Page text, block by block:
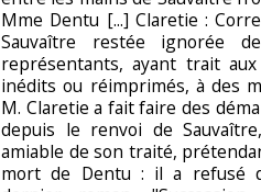
Mme Dentu [...] Claretie :
Sauvaître restée ignorée
représentants, ayant trait
inédits ou réimprimés, à des
M. Claretie a fait faire des
depuis le renvoi de
amiable de son traité,
mort de Dentu : il a refusé